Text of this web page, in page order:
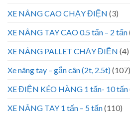
XE NÂNG CAO CHẠY ĐIỆN (3)
XE NÂNG TAY CAO 0.5 tấn – 2 tấn
XE NÂNG PALLET CHẠY ĐIỆN (4)
Xe nâng tay – gắn cân (2t, 2.5t)(107)
XE ĐIỆN KÉO HÀNG 1 tấn- 10 tấn
XE NÂNG TAY 1 tấn – 5 tấn(110)